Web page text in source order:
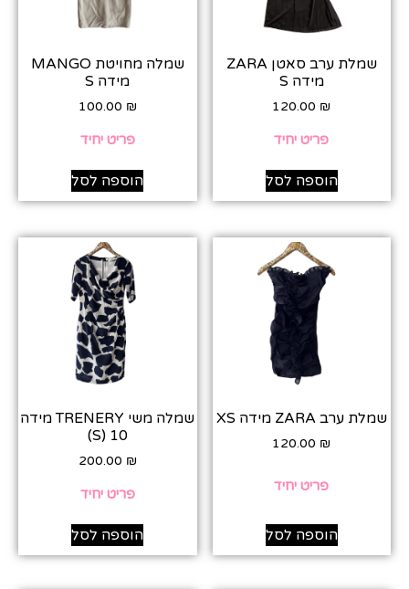
שמלת ערב סאטן ZARA
מידה S
120.00 ₪
פריט יחיד
הוספה לסל
שמלה מחויטת MANGO
מידה S
100.00 ₪
פריט יחיד
הוספה לסל
שמלת ערב ZARA מידה XS
120.00 ₪
פריט יחיד
הוספה לסל
שמלה משי TRENERY מידה
10 (S)
200.00 ₪
פריט יחיד
הוספה לסל